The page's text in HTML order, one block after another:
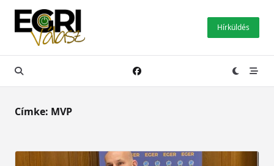
Skip
content
Hírküldés
Címke: MVP